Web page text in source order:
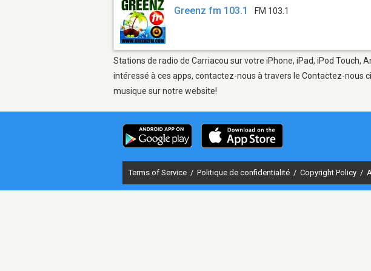
Greenz fm 103.1 FM 103.1
Stations de radio de Carriacou sur votre iPhone, iPad, iPod
intéressé à ces apps, contactez-nous à travers le Contactez-nous
musique sur notre website!
Terms of Service / Politique de confidentialité / Copyright Policy /